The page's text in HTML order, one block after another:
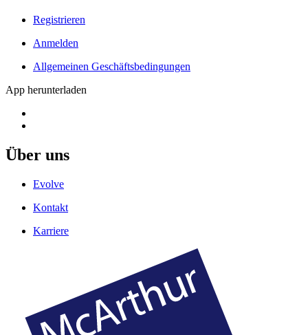
Registrieren
Anmelden
Allgemeinen Geschäftsbedingungen
App herunterladen
Über uns
Evolve
Kontakt
Karriere